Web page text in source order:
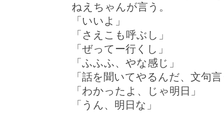
ねえちゃんが言う。
「いいよ」
「さえこも呼ぶし」
「ぜってー行くし」
「ふふふ、やな感じ」
「話を聞いてやるんだ、文句
「わかったよ、じゃ明日」
「うん、明日な」